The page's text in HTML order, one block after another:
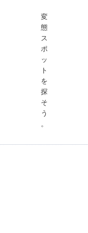
変
態
ス
ポ
ッ
ト
を
探
そ
う
。